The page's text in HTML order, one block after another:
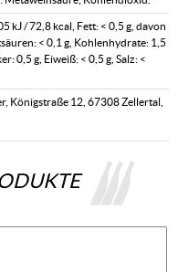
kJ / 72,8 kcal, Fett: < 0,5 g, davon
< 0,1 g, Kohlenhydrate: 1,5
0,5 g, Eiweiß: < 0,5 g, Salz: <
Königstraße 12, 67308 Zellertal,